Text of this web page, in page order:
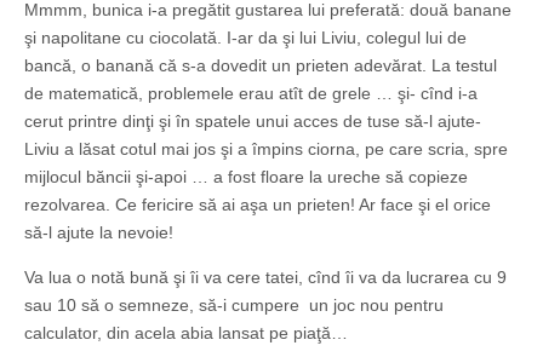
Mmmm, bunica i-a pregătit gustarea lui preferată: două banane
şi napolitane cu ciocolată. I-ar da şi lui Liviu, colegul lui de
bancă, o banană că s-a dovedit un prieten adevărat. La testul
de matematică, problemele erau atît de grele … şi- cînd i-a
cerut printre dinţi şi în spatele unui acces de tuse să-l ajute-
Liviu a lăsat cotul mai jos şi a împins ciorna, pe care scria, spre
mijlocul băncii şi-apoi … a fost floare la ureche să copieze
rezolvarea. Ce fericire să ai aşa un prieten! Ar face şi el orice
să-l ajute la nevoie!
Va lua o notă bună şi îi va cere tatei, cînd îi va da lucrarea cu 9
sau 10 să o semneze, să-i cumpere un joc nou pentru
calculator, din acela abia lansat pe piaţă…